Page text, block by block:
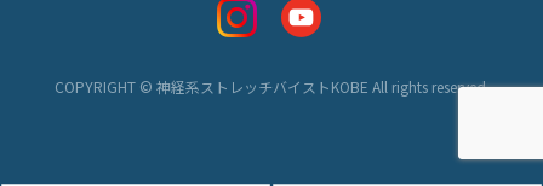
COPYRIGHT © 神経系ストレッチバイストKOBE All rights reserved.